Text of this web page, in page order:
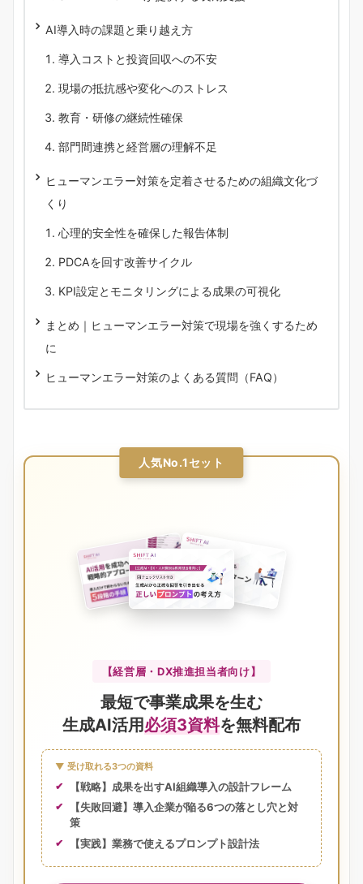
AI導入時の課題と乗り越え方
導入コストと投資回収への不安
現場の抵抗感や変化へのストレス
教育・研修の継続性確保
部門間連携と経営層の理解不足
ヒューマンエラー対策を定着させるための組織文化づ
くり
心理的安全性を確保した報告体制
PDCAを回す改善サイクル
KPI設定とモニタリングによる成果の可視化
まとめ｜ヒューマンエラー対策で現場を強くするため
に
ヒューマンエラー対策のよくある質問（FAQ）
人気No.1セット
【経営層・DX推進担当者向け】
最短で事業成果を生む
生成AI活用必須3資料を無料配布
▼ 受け取れる3つの資料
【戦略】成果を出すAI組織導入の設計フレーム
【失敗回避】導入企業が陥る6つの落とし穴と対
策
【実践】業務で使えるプロンプト設計法